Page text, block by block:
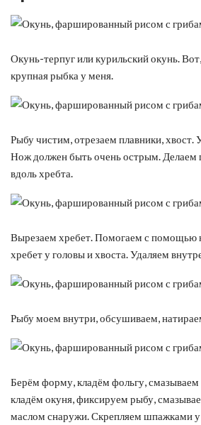
Окунь-терпуг или курильский окунь.
крупная рыбка у меня.
Рыбу чистим, отрезаем плавники,
Нож должен быть очень острым. Делаем
вдоль хребта.
Вырезаем хребет. Помогаем с помощью
хребет у головы и хвоста. Удаляем
Рыбу моем внутри, обсушиваем,
Берём форму, кладём фольгу,
кладём окуня, фиксируем рыбу,
маслом снаружи. Скрепляем шпажками у